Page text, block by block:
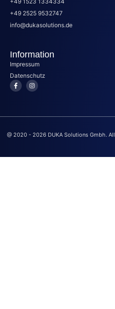
+49 2525 9532747
info@dukasolutions.de
Information
Impressum
Datenschutz
@ 2020 - 2026 DUKA Solutions Gmbh.